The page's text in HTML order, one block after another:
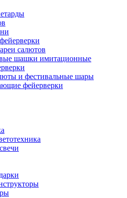
салютов
шашки имитационные
и фестивальные шары
фейерверки